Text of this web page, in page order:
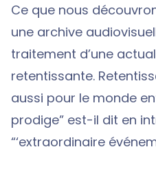
Ce que nous
une archive
traitement d’une
retentissante.
aussi pour le monde
prodige” est-il dit en
“‘extraordinaire